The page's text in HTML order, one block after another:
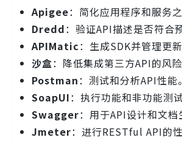
Apigee：简化应用程序和服务
Dredd：验证API描述是否符合
APIMatic：生成SDK并管理更新
沙盒：降低集成第三方API的风险
Postman：测试和分析API性能。
SoapUI：执行功能和非功能测试
Swagger：用于API设计和文档
Jmeter：进行RESTful API的性